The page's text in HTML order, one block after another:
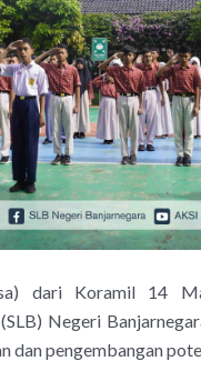
dari Koramil 14
Negeri
dan pengembangan